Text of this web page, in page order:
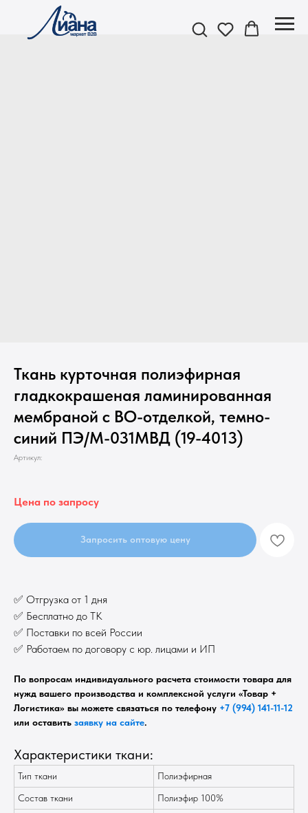
Ткань курточная полиэфирная
гладкокрашеная ламинированная
мембраной с ВО-отделкой, темно-
синий ПЭ/М-031МВД (19-4013)
Артикул:
Цена по запросу
Запросить оптовую цену
✅ Отгрузка от 1 дня
✅ Бесплатно до ТК
✅ Поставки по всей России
✅ Работаем по договору с юр. лицами и ИП
По вопросам индивидуального расчета стоимости товара для
нужд вашего производства и комплексной услуги «Товар +
Логистика» вы можете связаться по телефону +7 (994) 141-11-12
или оставить заявку на сайте.
Характеристики ткани:
Тип ткани
Полиэфирная
Состав ткани
Полиэфир 100%